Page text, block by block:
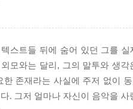
중음악을 풍성하게 만들어준 청
장기하 · 옥상달빛 · 불나방 스
앤 드론즈 · 10cm · f(x) · 흐른
》에서 다뤄지는 음악인들이
친 30여 팀의 앨범·곡들을 소
음악에 대한 이해를 확장시
스트들 뒤에 숨어 있던 그를
모와는 달리, 그의 말투와 생
한 존재라는 사실에 주저 없이
. 그저 얼마나 자신이 음악을